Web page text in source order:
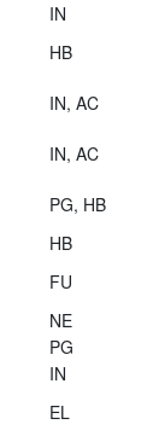
IN
HB
IN, AC
IN, AC
PG, HB
HB
FU
NE
PG
IN
EL